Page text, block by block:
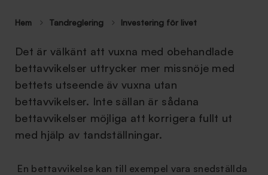
Hem Tandreglering Investering för livet
Det är välkänt att vuxna med obehandlade
bettavvikelser uttrycker mer missnöje med
bettets utseende äv vuxna utan
bettavvikelser. Inte sällan är sådana
bettavvikelser möjliga att korrigera fullt ut
med hjälp av tandställningar.
En bettavvikelse kan till exempel vara snedställda